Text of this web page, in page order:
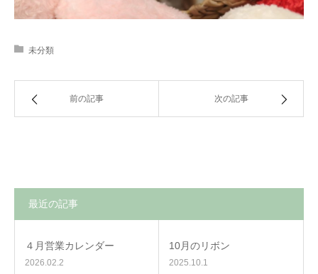
未分類
前の記事 次の記事
最近の記事
４月営業カレンダー
2026.02.2
10月のリボン
2025.10.1